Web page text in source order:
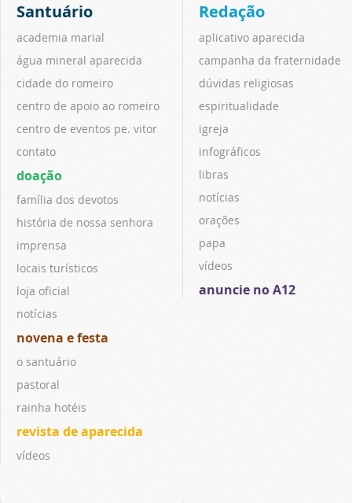
Santuário
academia marial
água mineral aparecida
cidade do romeiro
centro de apoio ao romeiro
centro de eventos pe. vitor
contato
doação
família dos devotos
história de nossa senhora
imprensa
locais turísticos
loja oficial
notícias
novena e festa
o santuário
pastoral
rainha hotéis
revista de aparecida
vídeos
Redação
aplicativo aparecida
campanha da fraternidade
dúvidas religiosas
espiritualidade
igreja
infográficos
libras
notícias
orações
papa
vídeos
anuncie no A12